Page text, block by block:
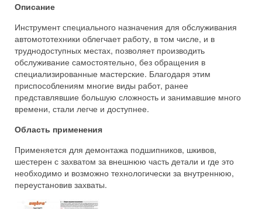
Описание
Инструмент специального назначения для обслуживания
автомототехники облегчает работу, в том числе, и в
труднодоступных местах, позволяет производить
обслуживание самостоятельно, без обращения в
специализированные мастерские. Благодаря этим
приспособлениям многие виды работ, ранее
представлявшие большую сложность и занимавшие много
времени, стали легче и доступнее.
Область применения
Применяется для демонтажа подшипников, шкивов,
шестерен с захватом за внешнюю часть детали и где это
необходимо и возможно технологически за внутреннюю,
переустановив захваты.